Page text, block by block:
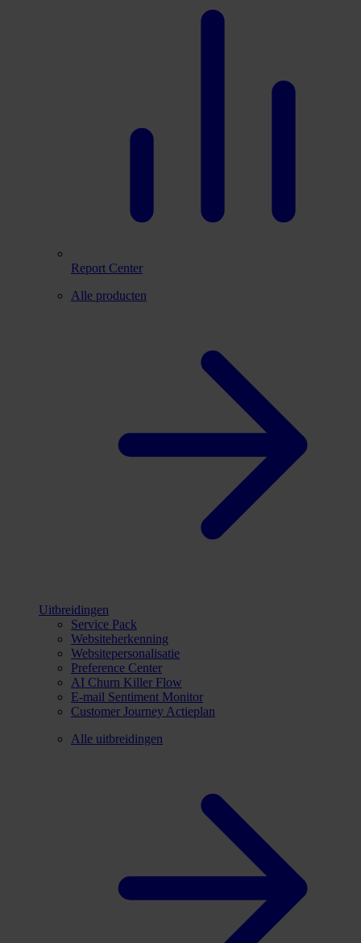
Report Center
Alle producten
Uitbreidingen
Service Pack
Websiteherkenning
Websitepersonalisatie
Preference Center
AI Churn Killer Flow
E-mail Sentiment Monitor
Customer Journey Actieplan
Alle uitbreidingen